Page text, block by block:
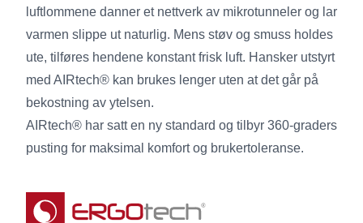
luftlommene danner et nettverk av mikrotunneler og lar
varmen slippe ut naturlig. Mens støv og smuss holdes
ute, tilføres hendene konstant frisk luft. Hansker utstyrt
med AIRtech® kan brukes lenger uten at det går på
bekostning av ytelsen.
AIRtech® har satt en ny standard og tilbyr 360-graders
pusting for maksimal komfort og brukertoleranse.